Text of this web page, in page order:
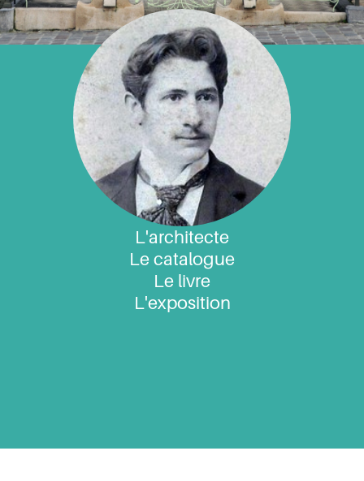
L'architecte
Le catalogue
Le livre
L'exposition